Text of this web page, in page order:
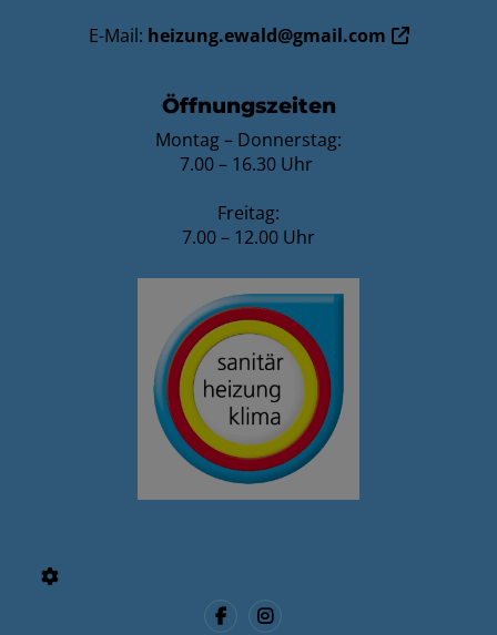
E-Mail: heizung.ewald@gmail.com
Öffnungszeiten
Montag – Donnerstag:
7.00 – 16.30 Uhr
Freitag:
7.00 – 12.00 Uhr